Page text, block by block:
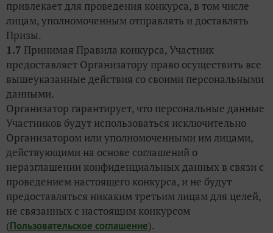
привлекает для проведения конкурса, в том числе
лицам, уполномоченным отправлять и доставлять
Призы.
1.7 Принимая Правила конкурса, Участник
предоставляет Организатору право осуществить все
вышеуказанные действия со своими персональными
данными.
Организатор гарантирует, что персональные данные
Участников будут использоваться исключительно
Организатором или уполномоченными им лицами,
действующими на основе соглашений о
неразглашении конфиденциальных данных в связи с
проведением настоящего конкурса, и не будут
предоставляться никаким третьим лицам для целей,
не связанных с настоящим конкурсом
(Пользовательское соглашение).